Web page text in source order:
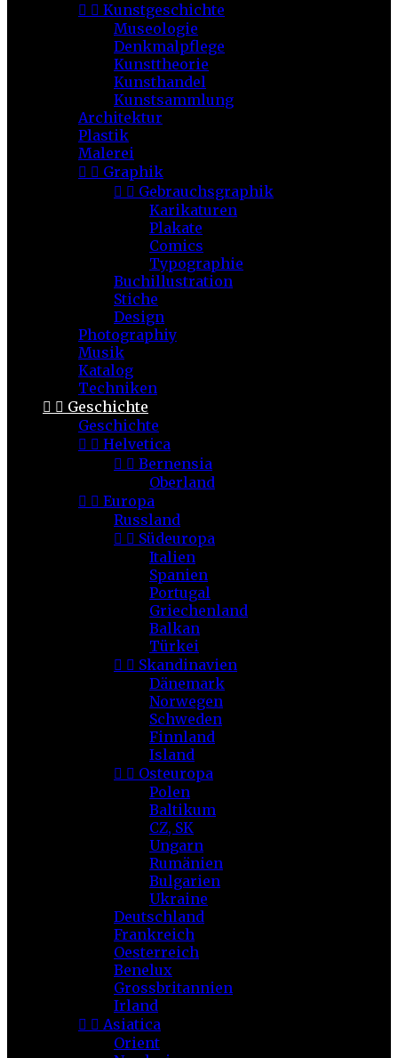
  Kunstgeschichte
Museologie
Denkmalpflege
Kunsttheorie
Kunsthandel
Kunstsammlung
Architektur
Plastik
Malerei
  Graphik
  Gebrauchsgraphik
Karikaturen
Plakate
Comics
Typographie
Buchillustration
Stiche
Design
Photographiy
Musik
Katalog
Techniken
  Geschichte
Geschichte
  Helvetica
  Bernensia
Oberland
  Europa
Russland
  Südeuropa
Italien
Spanien
Portugal
Griechenland
Balkan
Türkei
  Skandinavien
Dänemark
Norwegen
Schweden
Finnland
Island
  Osteuropa
Polen
Baltikum
CZ, SK
Ungarn
Rumänien
Bulgarien
Ukraine
Deutschland
Frankreich
Oesterreich
Benelux
Grossbritannien
Irland
  Asiatica
Orient